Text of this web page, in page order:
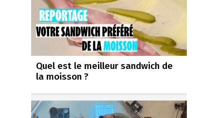
Quel est le meilleur sandwich de
la moisson ?